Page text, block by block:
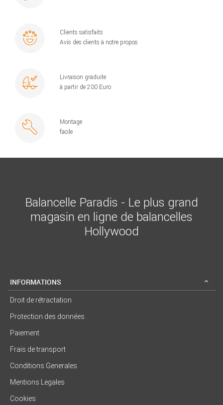
Clients satisfaits
Avis des clients à notre propos
Livraison graduite
à partir de 200 Euro
Montage
facile
Balancelle Paradis - Le plus grand
magasin en ligne de balancelles
Hollywood
INFORMATIONS
Droit de rétractation
Protection des données
Paiement
Frais de transport
Conditions Generales
Mentions Legales
Cookies